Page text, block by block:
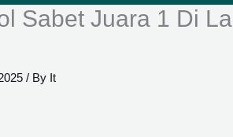
Sabet Juara 1 Di La
/ By It